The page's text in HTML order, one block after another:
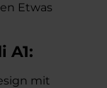
Etwas
A1:
mit